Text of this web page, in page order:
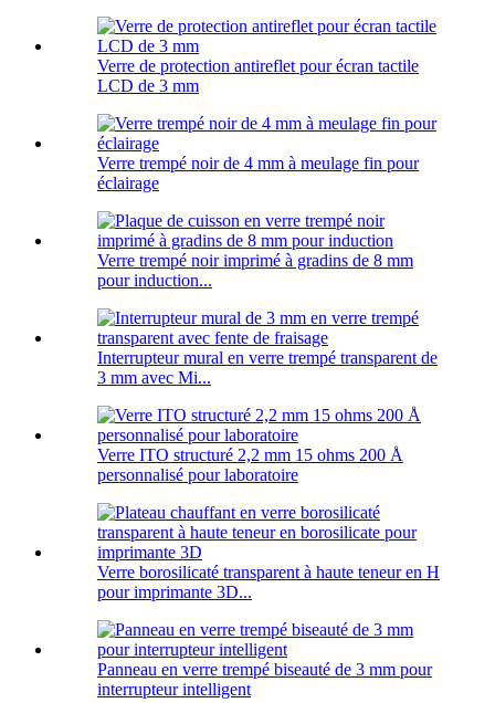
Verre de protection antireflet pour écran tactile
LCD de 3 mm
Verre trempé noir de 4 mm à meulage fin pour
éclairage
Verre trempé noir imprimé à gradins de 8 mm
pour induction...
Interrupteur mural en verre trempé transparent de
3 mm avec Mi...
Verre ITO structuré 2,2 mm 15 ohms 200 Å
personnalisé pour laboratoire
Verre borosilicaté transparent à haute teneur en H
pour imprimante 3D...
Panneau en verre trempé biseauté de 3 mm pour
interrupteur intelligent